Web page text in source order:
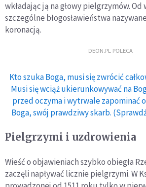
wkładając ją na głowy pielgrzymów.
szczególne błogosławieństwa
koronacją.
DEON.PL POLECA
Kto szuka Boga, musi się zwrócić
Musi się wciąż ukierunkowywać na
przed oczyma i wytrwale zapominać
Boga, swój prawdziwy skarb.
Pielgrzymi i uzdrowienia
Wieść o objawieniach szybko obiegła
zaczęli napływać licznie pielgrzymi. W